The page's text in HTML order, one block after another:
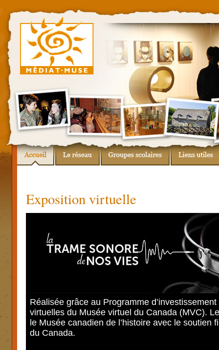
Exposition virtuelle
Réalisée grâce au Programme
virtuelles du Musée virtuel du Canada (MVC).
le Musée canadien de l’histoire avec le soutien
du Canada.